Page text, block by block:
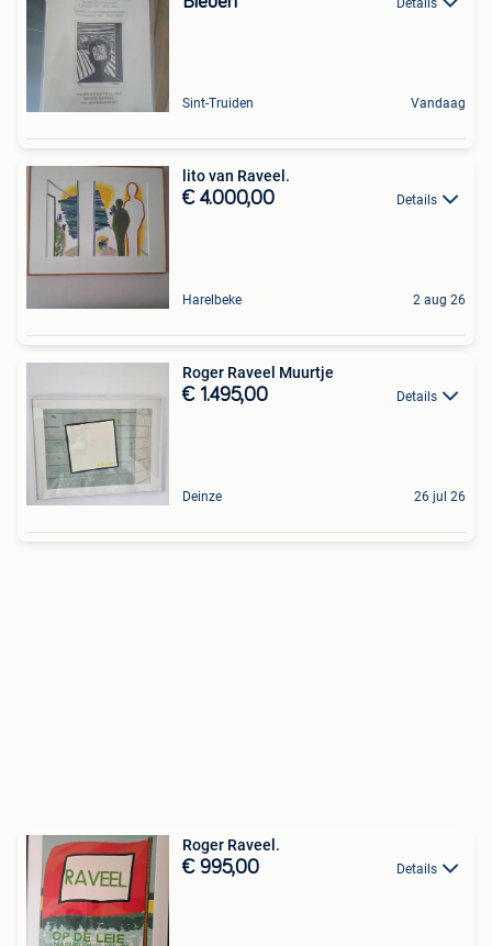
Details
Sint-Truiden Vandaag
lito van Raveel.
€ 4.000,00 Details
Harelbeke 2 aug 26
Roger Raveel Muurtje
€ 1.495,00 Details
Deinze 26 jul 26
Roger Raveel.
€ 995,00 Details